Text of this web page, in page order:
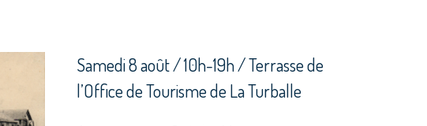
Samedi 8 août / 10h-19h / Terrasse de
l’Office de Tourisme de La Turballe